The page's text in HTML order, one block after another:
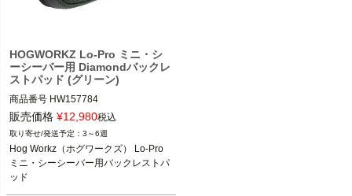
HOGWORKZ Lo-Pro ミニ・シ
ーシーバー用 Diamondバックレ
ストパッド (グリーン)
商品番号 HW157784
販売価格 ¥12,980税込
3～6週
Hog Workz（ホグワークズ） Lo-Pro
ミニ・シーシーバー用バックレストパ
ッド